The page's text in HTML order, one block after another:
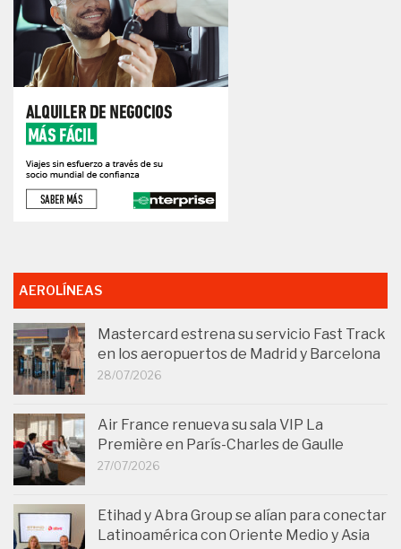
AEROLÍNEAS
Mastercard estrena su servicio Fast Track
en los aeropuertos de Madrid y Barcelona
28/07/2026
Air France renueva su sala VIP La
Première en París-Charles de Gaulle
27/07/2026
Etihad y Abra Group se alían para conectar
Latinoamérica con Oriente Medio y Asia